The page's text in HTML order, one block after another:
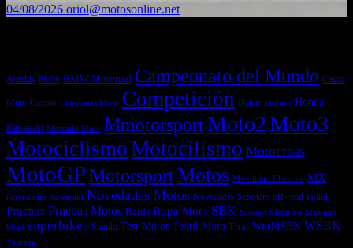
04/08/2026 oriol@motosonline.net
Acerbis BMW BMW Motorrad Campeonato del Mundo Casco
Moto Cascos Chaquetas Moto Competición Dakar Enduro Honda
Kawasaki Mercado Moto MmotorsportMoto2Moto3
MotociclismoMotocilismo Motocross
MotoGPMotorsportMotos Movilidad Eléctrica MX
Novedades Kawasaki Novedades Motos Novedades Scooters off-road Polini
Pruebas Pruebas Motos Raids Ropa Moto SBK Scooter Eléctrico Scooters
Shad superbikes Suzuki Test Motos Textil Moto Trial WorldSBK WSBK
Yamaha